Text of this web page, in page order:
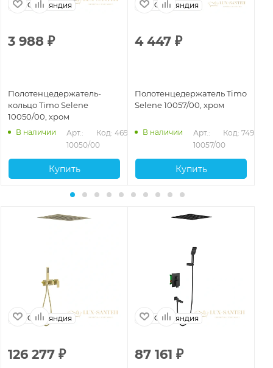
Финляндия
3 988 ₽
Полотенцедержатель-
кольцо Timo Selene
10050/00, хром
В наличии
Арт.:
10050/00
Код: 46951
Купить
Финляндия
4 447 ₽
Полотенцедержатель Timo
Selene 10057/00, хром
В наличии
Арт.:
10057/00
Код: 74938
Купить
Финляндия
126 277 ₽
Финляндия
87 161 ₽